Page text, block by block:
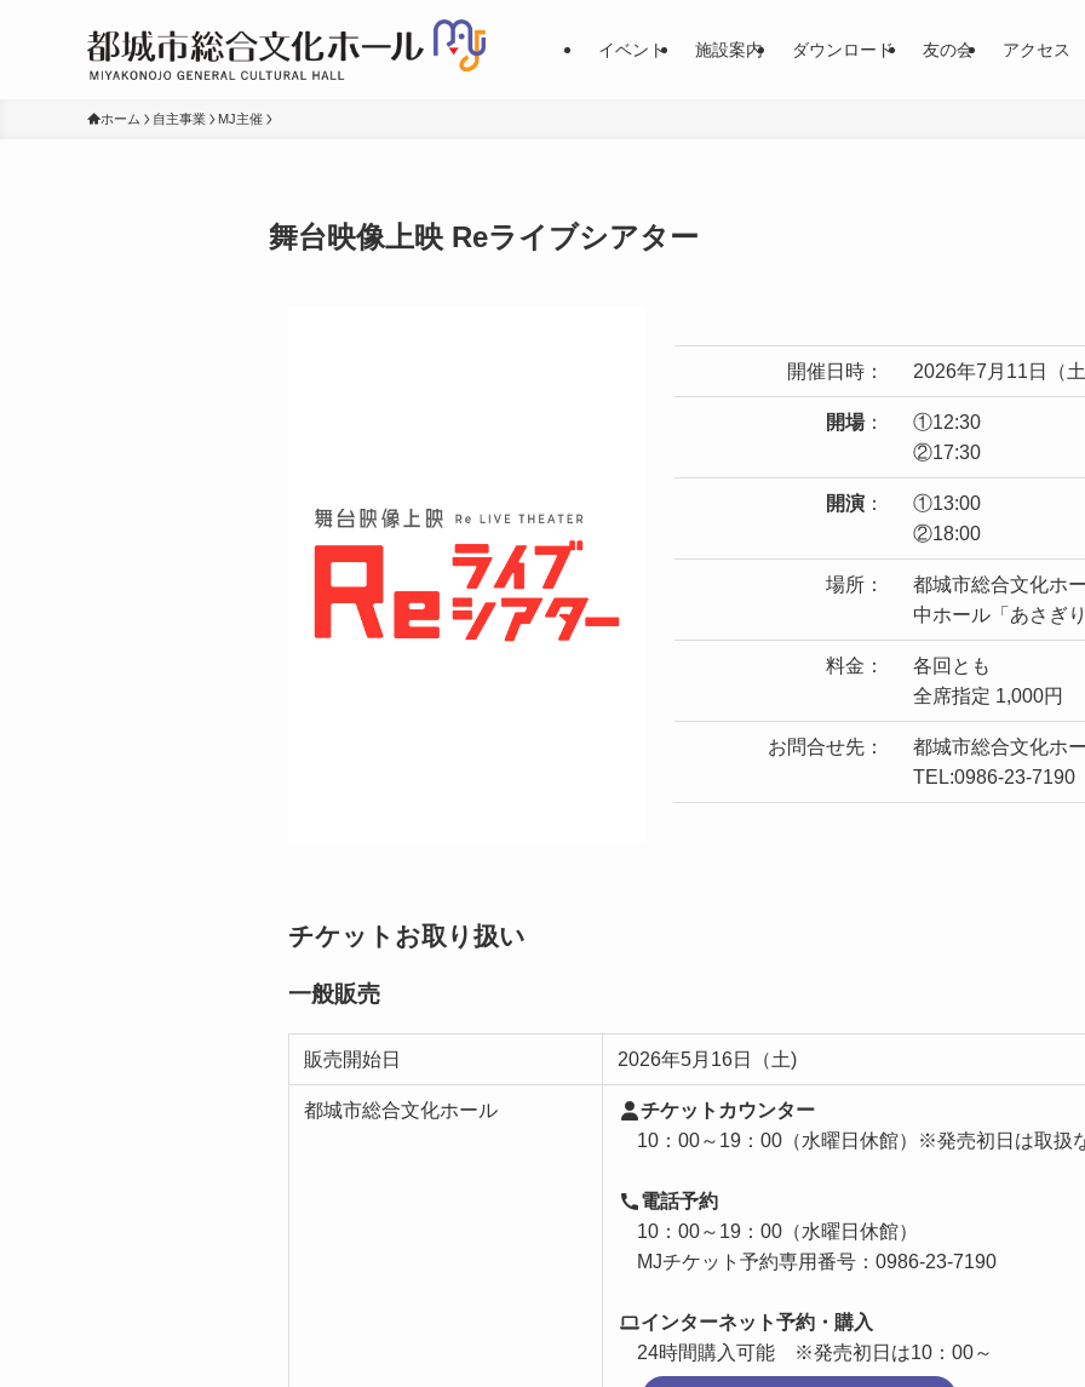
イベント 施設案内 ダウンロード 友の会 アクセス
ホーム 自主事業 MJ主催
舞台映像上映 Reライブシアター
開催日時： 2026年7月11日（
開場：
①12:30
②17:30
開演 ：
①13:00
②18:00
場所：
都城市総合文化ホ
中ホール「あさぎ
料金：
各回とも
全席指定 1,000円
お問合せ先：
都城市総合文化ホ
TEL:0986-23-7190
チケットお取り扱い
一般販売
販売開始日 2026年5月16日（土)
都城市総合文化ホール
チケットカウンター
10：00～19：00（水曜日休館）※発売初日は取扱
電話予約
10：00～19：00（水曜日休館）
MJチケット予約専用番号：0986-23-7190
インターネット予約・購入
24時間購入可能 ※発売初日は10：00～